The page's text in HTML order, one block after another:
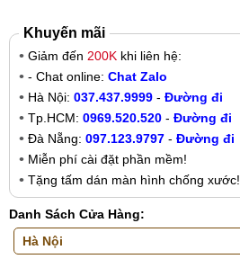
Khuyến mãi
Giảm đến 200K khi liên hệ:
- Chat online: Chat Zalo
Hà Nội: 037.437.9999 - Đường đi
Tp.HCM: 0969.520.520 - Đường đi
Đà Nẵng: 097.123.9797 - Đường đi
Miễn phí cài đặt phần mềm!
Tặng tấm dán màn hình chống xước!
Danh Sách Cửa Hàng: